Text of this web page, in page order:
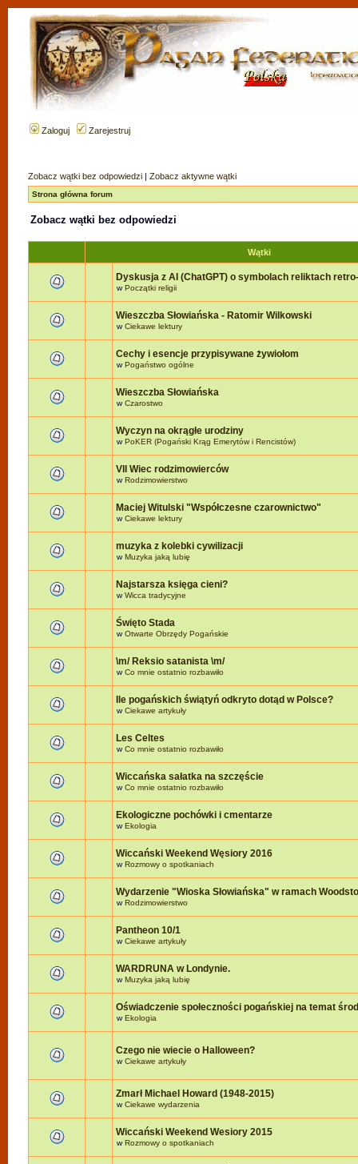
Zaloguj Zarejestruj
Zobacz wątki bez odpowiedzi | Zobacz aktywne wątki
Strona główna forum
Zobacz wątki bez odpowiedzi
Wątki
Dyskusja z AI (ChatGPT) o symbolach reliktach
wPoczątki religii
Wieszczba Słowiańska - Ratomir Wilkowski
wCiekawe lektury
Cechy i esencje przypisywane żywiołom
wPogaństwo ogólne
Wieszczba Słowiańska
wCzarostwo
Wyczyn na okrągłe urodziny
wPoKER (Pogański Krąg Emerytów i Rencistów)
VII Wiec rodzimowierców
wRodzimowierstwo
Maciej Witulski "Współczesne czarownictwo"
wCiekawe lektury
muzyka z kolebki cywilizacji
wMuzyka jaką lubię
Najstarsza księga cieni?
wWicca tradycyjne
Święto Stada
wOtwarte Obrzędy Pogańskie
\m/ Reksio satanista \m/
wCo mnie ostatnio rozbawiło
Ile pogańskich świątyń odkryto dotąd w Polsce?
wCiekawe artykuły
Les Celtes
wCo mnie ostatnio rozbawiło
Wiccańska sałatka na szczęście
wCo mnie ostatnio rozbawiło
Ekologiczne pochówki i cmentarze
wEkologia
Wiccański Weekend Węsiory 2016
wRozmowy o spotkaniach
Wydarzenie "Wioska Słowiańska" w ramach
wRodzimowierstwo
Pantheon 10/1
wCiekawe artykuły
WARDRUNA w Londynie.
wMuzyka jaką lubię
Oświadczenie społeczności pogańskiej na temat
wEkologia
Czego nie wiecie o Halloween?
wCiekawe artykuły
Zmarł Michael Howard (1948-2015)
wCiekawe wydarzenia
Wiccański Weekend Wesiory 2015
wRozmowy o spotkaniach